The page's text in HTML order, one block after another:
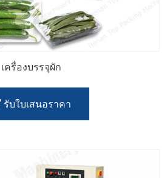
เครื่องบรรจุผัก
รับใบเสนอราคา